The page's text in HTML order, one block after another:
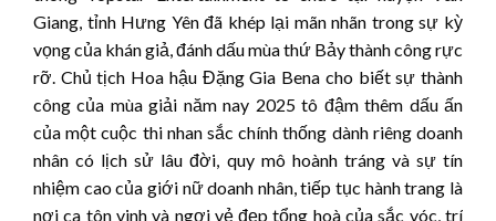
Giang, tỉnh Hưng Yên đã khép lại mãn nhãn trong sự kỳ
vọng của khán giả, đánh dấu mùa thứ Bảy thành công rực
rỡ. Chủ tịch Hoa hậu Đặng Gia Bena cho biết sự thành
công của mùa giải năm nay 2025 tô đậm thêm dấu ấn
của một cuộc thi nhan sắc chính thống dành riêng doanh
nhân có lịch sử lâu đời, quy mô hoành tráng và sự tín
nhiệm cao của giới nữ doanh nhân, tiếp tục hành trang là
nơi ca tôn vinh và ngợi vẻ đẹp tổng hoà của sắc vóc, trí